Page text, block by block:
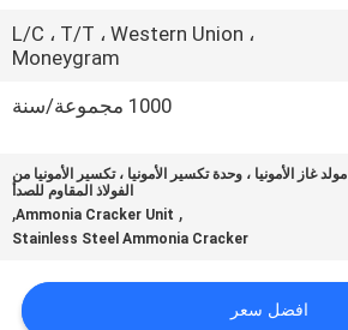
L/C ، T/T ، Western Union ،
Moneygram
1000 مجموعة/سنة
مولد غاز الأمونيا ، وحدة تكسير الأمونيا ، تكسير الأمونيا من
الفولاذ المقاوم للصدأ
,
Ammonia Cracker Unit
,
Stainless Steel Ammonia Cracker
افضل سعر